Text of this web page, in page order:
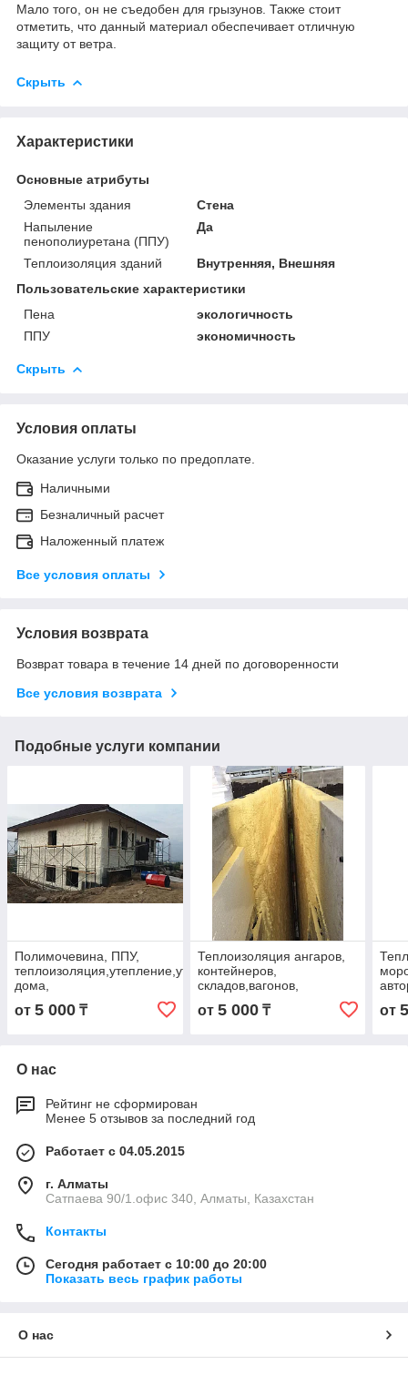
Мало того, он не съедобен для грызунов. Также стоит
отметить, что данный материал обеспечивает отличную
защиту от ветра.
Скрыть
Характеристики
Основные атрибуты
Элементы здания
Стена
Напыление
пенополиуретана (ППУ)
Да
Теплоизоляция зданий
Внутренняя, Внешняя
Пользовательские характеристики
Пена
экологичность
ППУ
экономичность
Скрыть
Условия оплаты
Оказание услуги только по предоплате.
Наличными
Безналичный расчет
Наложенный платеж
Все условия оплаты
Условия возврата
Возврат товара в течение 14 дней по договоренности
Все условия возврата
Подобные услуги компании
Полимочевина, ППУ,
теплоизоляция,утепление,утепление
дома,
от 5 000 ₸
Теплоизоляция ангаров,
контейнеров,
складов,вагонов,
автофургонов
от 5 000₸ от
О нас
Рейтинг не сформирован
Менее 5 отзывов за последний год
Работает с 04.05.2015
г. Алматы
Сатпаева 90/1.офис 340, Алматы, Казахстан
Контакты
Сегодня работает с 10:00 до 20:00
Показать весь график работы
О нас